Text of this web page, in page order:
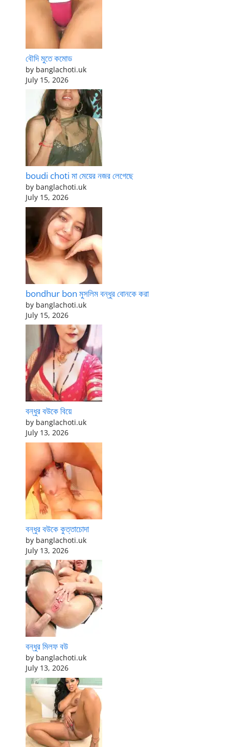
বৌদি মুতে কমোড
by banglachoti.uk
July 15, 2026
boudi choti মা মেয়ের নজর লেগেছে
by banglachoti.uk
July 15, 2026
bondhur bon মুসলিম বন্ধুর বোনকে করা
by banglachoti.uk
July 15, 2026
বন্ধুর বউকে বিয়ে
by banglachoti.uk
July 13, 2026
বন্ধুর বউকে কুত্তাচোদা
by banglachoti.uk
July 13, 2026
বন্ধুর মিলফ বউ
by banglachoti.uk
July 13, 2026